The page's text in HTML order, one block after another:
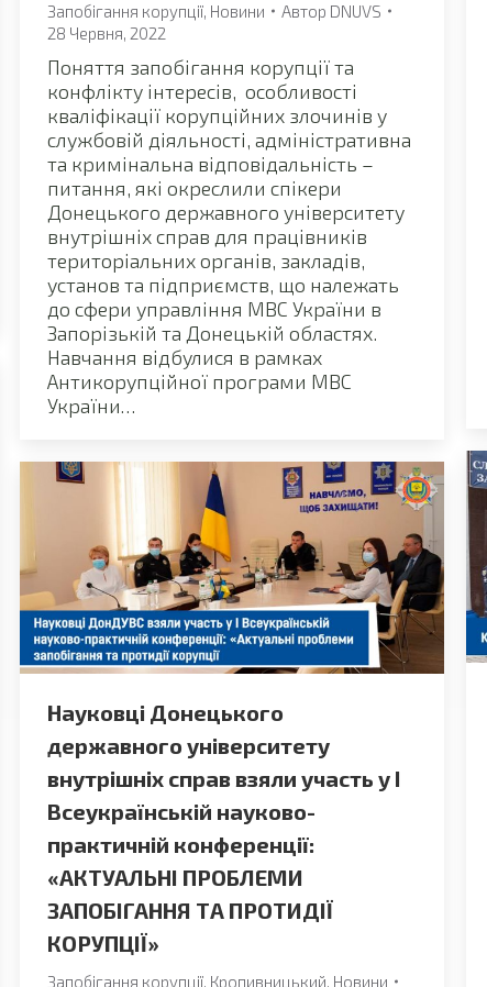
Запобігання корупції, Новини Автор DNUVS
28 Червня, 2022
Поняття запобігання корупції та
конфлікту інтересів, особливості
кваліфікації корупційних злочинів у
службовій діяльності, адміністративна
та кримінальна відповідальність –
питання, які окреслили спікери
Донецького державного університету
внутрішніх справ для працівників
територіальних органів, закладів,
установ та підприємств, що належать
до сфери управління МВС України в
Запорізькій та Донецькій областях.
Навчання відбулися в рамках
Антикорупційної програми МВС
України…
Науковці Донецького
державного університету
внутрішніх справ взяли участь у I
Всеукраїнській науково-
практичній конференції:
«АКТУАЛЬНІ ПРОБЛЕМИ
ЗАПОБІГАННЯ ТА ПРОТИДІЇ
КОРУПЦІЇ»
Запобігання корупції, Кропивницький, Новини